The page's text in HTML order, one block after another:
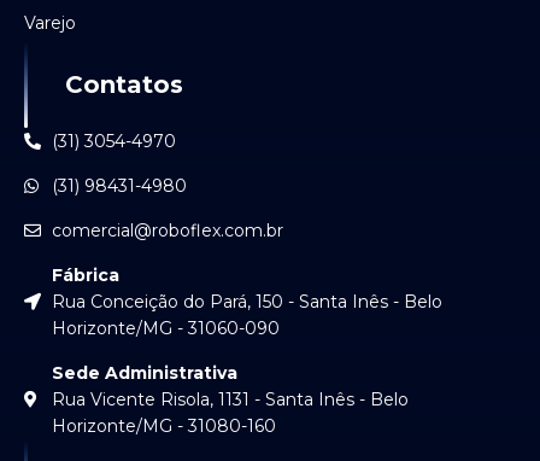
Varejo
Contatos
(31) 3054-4970
(31) 98431-4980
comercial@roboflex.com.br
Fábrica
Rua Conceição do Pará, 150 - Santa Inês - Belo
Horizonte/MG - 31060-090
Sede Administrativa
Rua Vicente Risola, 1131 - Santa Inês - Belo
Horizonte/MG - 31080-160